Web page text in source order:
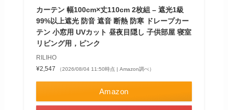
カーテン 幅100cm×丈110cm 2枚組 – 遮光1級
99%以上遮光 防音 遮音 断熱 防寒 ドレープカー
テン 小窓用 UVカット 昼夜目隠し 子供部屋 寝室
リビング用，ピンク
RILIHO
¥2,547
（2026/08/04 11:50時点 | Amazon調べ）
Amazon